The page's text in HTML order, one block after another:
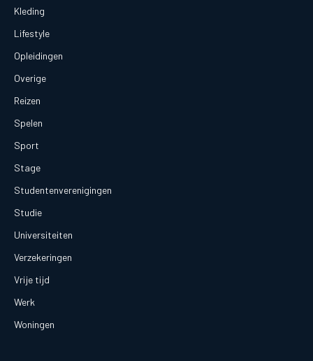
Kleding
Lifestyle
Opleidingen
Overige
Reizen
Spelen
Sport
Stage
Studentenverenigingen
Studie
Universiteiten
Verzekeringen
Vrije tijd
Werk
Woningen